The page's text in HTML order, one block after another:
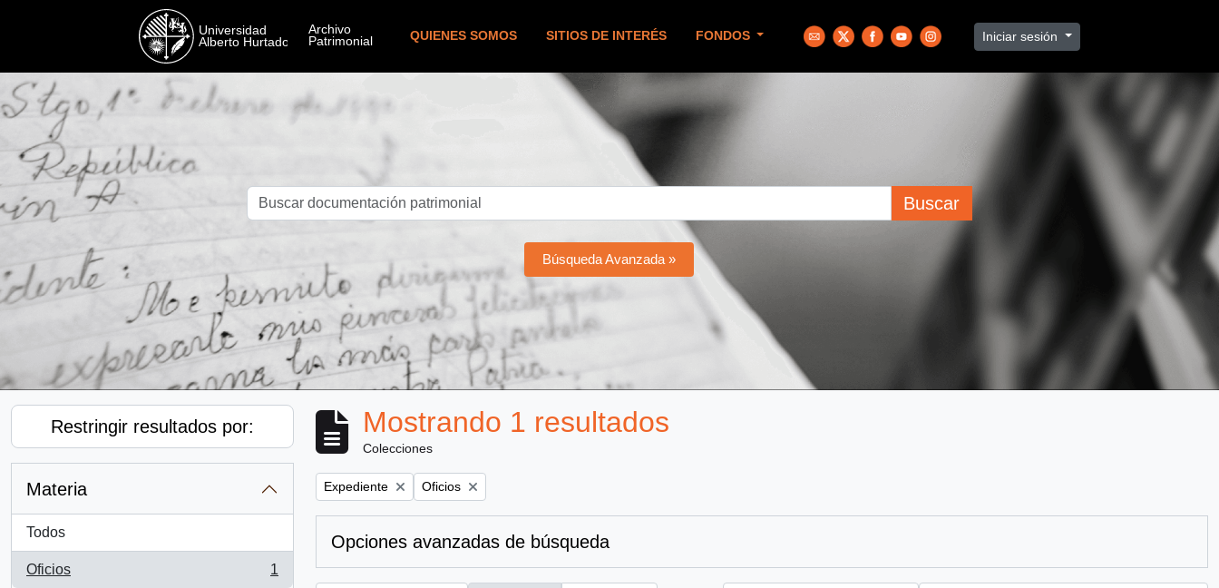
QUIENES SOMOS SITIOS DE INTERÉS FONDOS Iniciar sesión
Buscar
Búsqueda Avanzada »
Restringir resultados por:
Materia
Todos
Oficios
, 1 resultados
1
Mostrando 1 resultados
Colecciones
Remove filter:
Expediente Remove filter:
Oficios
Opciones avanzadas de búsqueda